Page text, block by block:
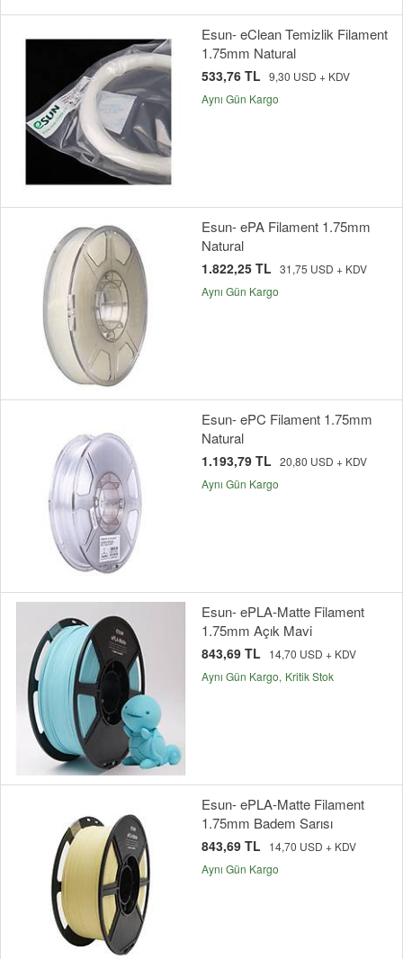
Esun- eClean Temizlik Filament
1.75mm Natural
533,76 TL 9,30 USD + KDV
Aynı Gün Kargo
Esun- ePA Filament 1.75mm
Natural
1.822,25 TL 31,75 USD + KDV
Aynı Gün Kargo
Esun- ePC Filament 1.75mm
Natural
1.193,79 TL 20,80 USD + KDV
Aynı Gün Kargo
Esun- ePLA-Matte Filament
1.75mm Açık Mavi
843,69 TL
14,70 USD + KDV
Aynı Gün Kargo Kritik Stok
Esun- ePLA-Matte Filament
1.75mm Badem Sarısı
843,69 TL
14,70 USD + KDV
Aynı Gün Kargo